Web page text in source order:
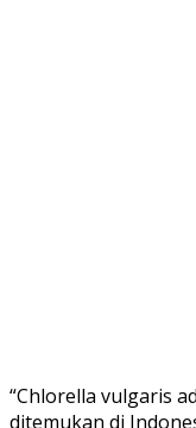
“Chlorella vulgaris
ditemukan di